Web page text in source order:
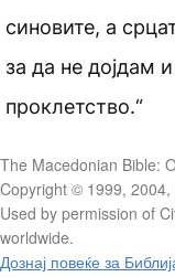
синовите, а
за да не дојдам
проклетство.“
The Macedonian Bible:
Copyright © 1999,
Used by permission of
worldwide.
Дознај повеќе за